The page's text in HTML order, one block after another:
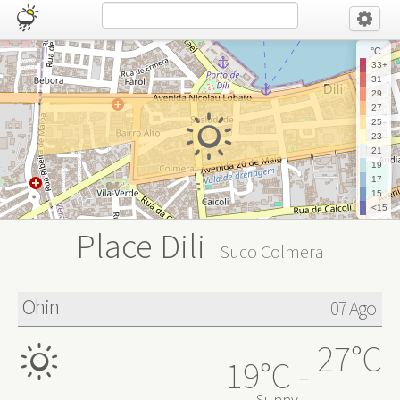
°C
33+
31
29
27
25
23
21
19
17
15
<15
Place Dili Suco Colmera
Ohin 07 Ago
27°C
19°C